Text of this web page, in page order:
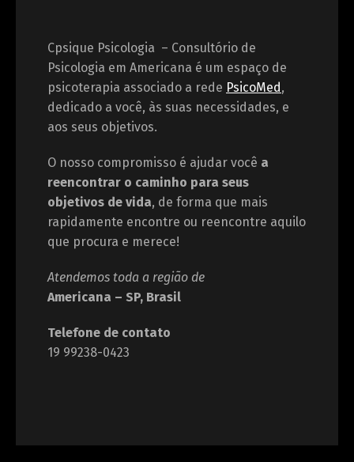
Cpsique Psicologia – Consultório de
Psicologia em Americana é um espaço de
psicoterapia associado a rede PsicoMed ,
dedicado a você, às suas necessidades, e
aos seus objetivos.
O nosso compromisso é ajudar você a
reencontrar o caminho para seus
objetivos de vida, de forma que mais
rapidamente encontre ou reencontre aquilo
que procura e merece!
Atendemos toda a região de
Americana – SP, Brasil
Telefone de contato
19 99238-0423